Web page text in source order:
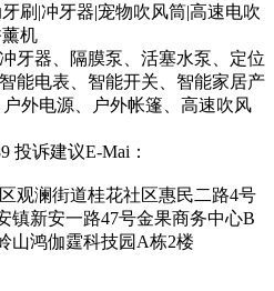
刷|冲牙器|宠物吹风筒|高速电吹
机
牙器、隔膜泵、活塞水泵、定位
能电表、智能开关、智能家居产
外电源、户外帐篷、高速吹风
投诉建议E-Mai：
观澜街道桂花社区惠民二路4号
镇新安一路47号金果商务中心B
山鸿伽霆科技园A栋2楼